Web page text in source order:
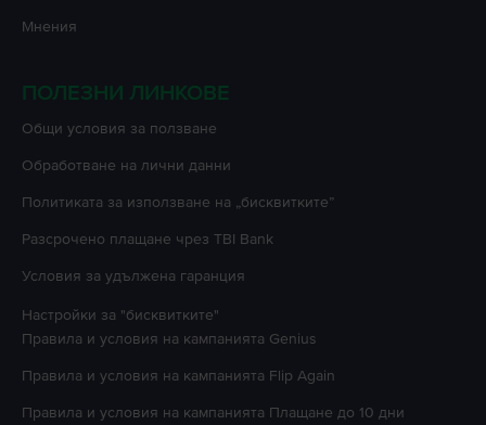
Мнения
ПОЛЕЗНИ ЛИНКОВЕ
Oбщи условия за ползване
Oбработване на лични данни
Политиката за използване на „бисквитките”
Разсрочено плащане чрез TBI Bank
Условия за удължена гаранция
Настройки за "бисквитките"
Правила и условия на кампанията Genius
Правила и условия на кампанията Flip Again
Правила и условия на кампанията Плащане до 10 дни